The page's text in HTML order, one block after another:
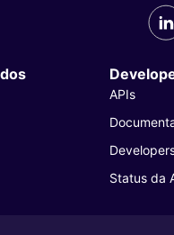
APIs
Status da